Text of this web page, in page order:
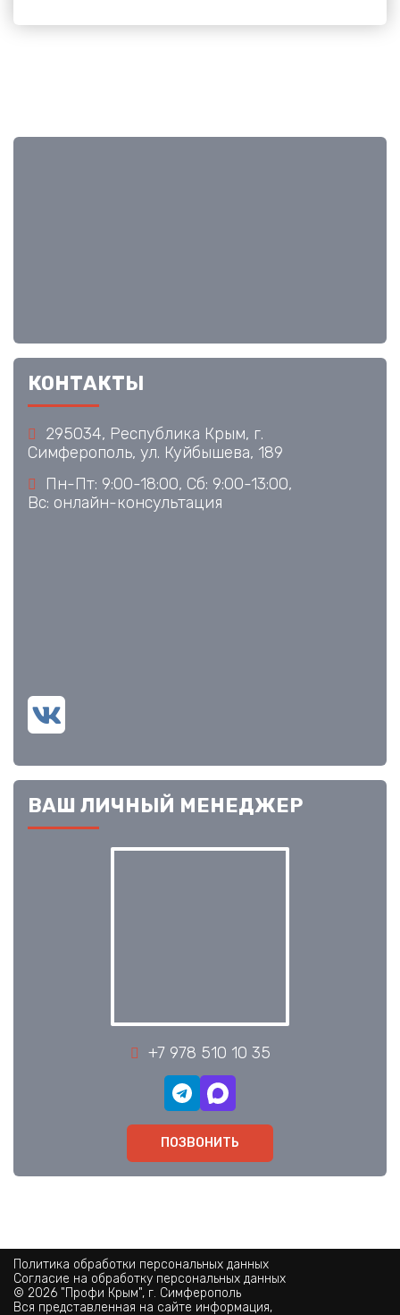
КОНТАКТЫ
295034, Республика Крым, г.
Симферополь, ул. Куйбышева, 189
Пн-Пт: 9:00-18:00, Сб: 9:00-13:00,
Вс: онлайн-консультация
ВАШ ЛИЧНЫЙ МЕНЕДЖЕР
+7 978 510 10 35
ПОЗВОНИТЬ
Политика обработки персональных данных
Согласие на обработку персональных данных
© 2026 "Профи Крым", г. Симферополь
Вся представленная на сайте информация,